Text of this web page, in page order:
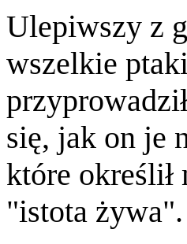
Ulepiwszy z
wszelkie
się, jak on je
które określił
"istota żywa".